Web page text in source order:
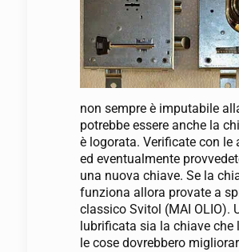
non sempre è imputabile
potrebbe essere anche la
è logorata. Verificate con le
ed eventualmente
una nuova chiave. Se la
funziona allora provate a
classico Svitol (MAI OLIO).
lubrificata sia la chiave che
le cose dovrebbero